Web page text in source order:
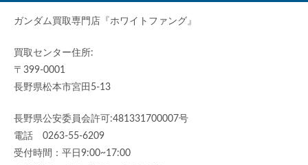
ガンダム買取専門店『ホワイトファング』
買取センター住所:
〒399-0001
長野県松本市宮田5-13
長野県公安委員会許可:481331700007号
電話 0263-55-6209
受付時間：平日9:00~17:00